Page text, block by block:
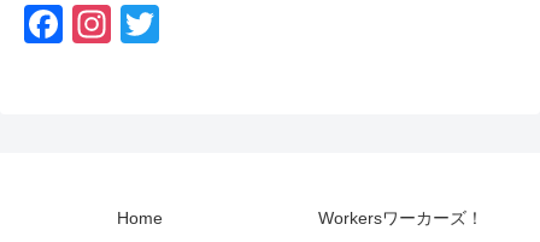
F
In
m
Home Workersワーカーズ！